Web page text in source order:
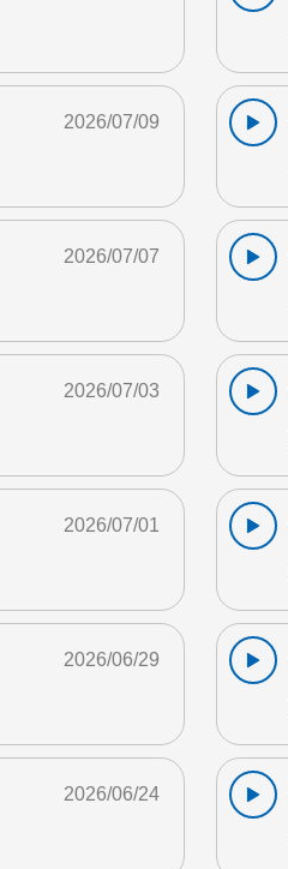
2026/07/09
2026/07/07
2026/07/03
2026/07/01
2026/06/29
2026/06/24